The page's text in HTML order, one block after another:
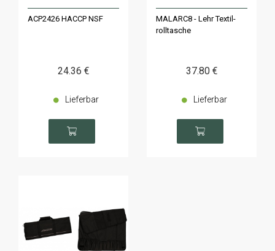
ACP2426 HACCP NSF
24.36 €
Lieferbar
MALARC8 - Lehr Textil-
rolltasche
37.80 €
Lieferbar